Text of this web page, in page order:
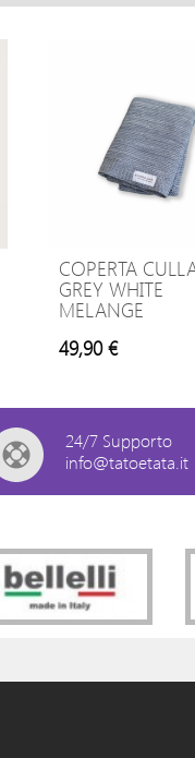
COPERTA
GREY WHITE
MELANGE
49,90 €
24/7 Supporto
info@tatoetata.it